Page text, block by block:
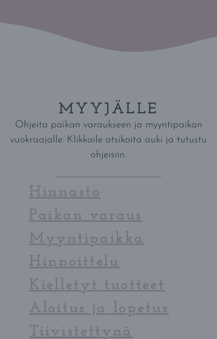
MYYJÄLLE
Ohjeita paikan varaukseen ja myyntipaikan
vuokraajalle. Klikkaile otsikoita auki ja tutustu
ohjeisiin.
Hinnasto
Paikan varaus
Myyntipaikka
Hinnoittelu
Kielletyt tuotteet
Aloitus ja lopetus
Tiivistettynä